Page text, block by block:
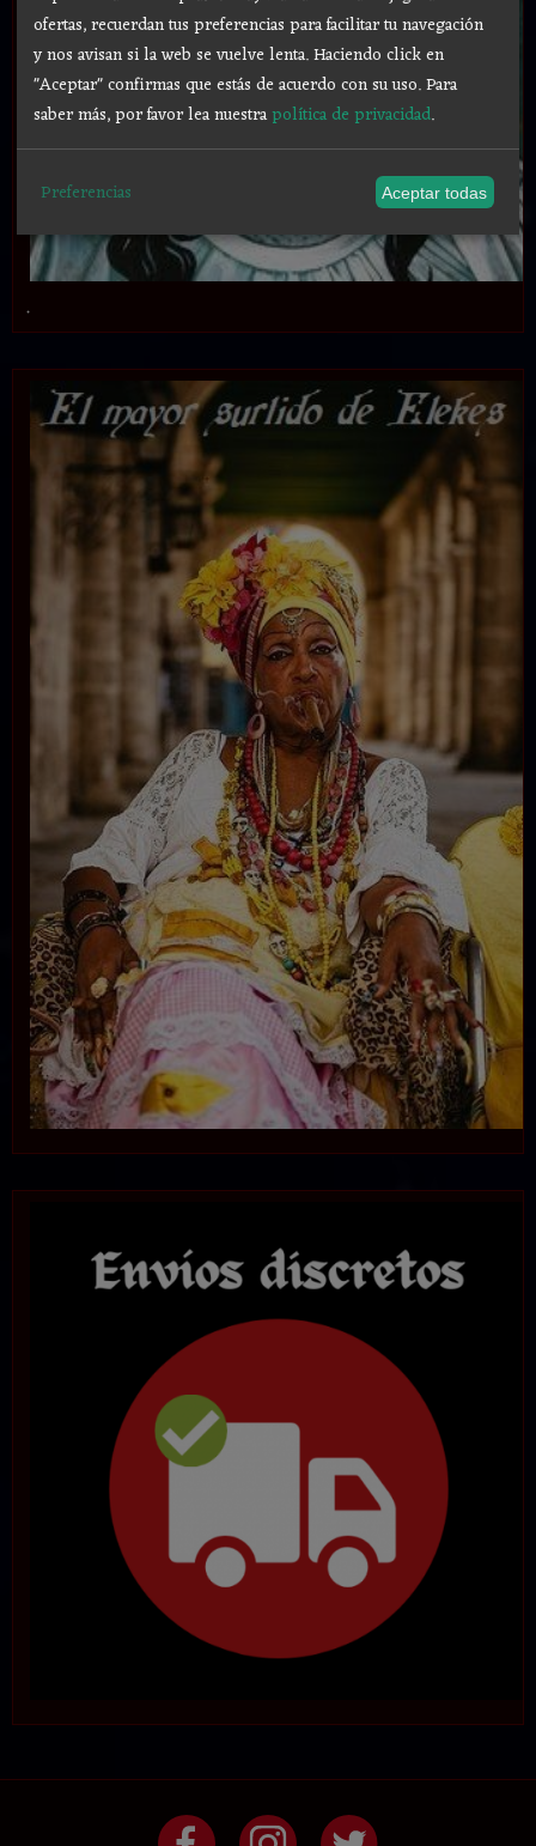
.
ofertas, recuerdan tus preferencias para facilitar tu navegación
y nos avisan si la web se vuelve lenta. Haciendo click en
"Aceptar" confirmas que estás de acuerdo con su uso.Para
saber más, por favor lea nuestrapolítica de privacidad.
Preferencias Aceptar todas